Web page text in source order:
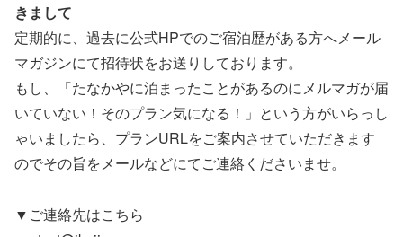
きまして
定期的に、過去に公式HPでのご宿泊歴がある方へメール
マガジンにて招待状をお送りしております。
もし、「たなかやに泊まったことがあるのにメルマガが届
いていない！そのプラン気になる！」という方がいらっし
ゃいましたら、プランURLをご案内させていただきます
のでその旨をメールなどにてご連絡くださいませ。
▼ご連絡先はこちら